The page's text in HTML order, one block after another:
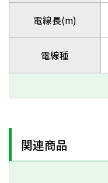
電線長(m)
電線種
関連商品